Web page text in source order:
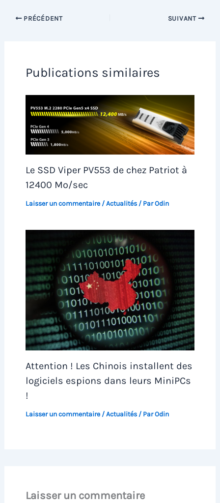
PRÉCÉDENT SUIVANT
Publications similaires
Le SSD Viper PV553 de chez Patriot à
12400 Mo/sec
Laisser un commentaire /Actualités/ ParOdin
Attention ! Les Chinois installent des
logiciels espions dans leurs MiniPCs
!
Laisser un commentaire /Actualités/ ParOdin
Laisser un commentaire